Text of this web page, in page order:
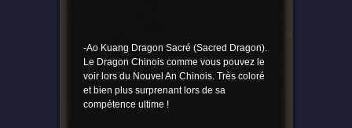
-Ao Kuang Dragon Sacré (Sacred Dragon).
Le Dragon Chinois comme vous pouvez le
voir lors du Nouvel An Chinois. Très coloré
et bien plus surprenant lors de sa
compétence ultime !